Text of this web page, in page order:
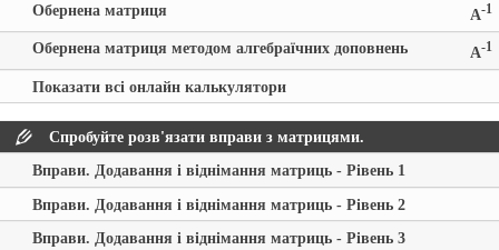
A-1
Обернена матриця
A-1
Обернена матриця методом алгебраїчних доповнень
Показати всі онлайн калькулятори
Спробуйте розв'язати вправи з матрицями.
Вправи. Додавання і віднімання матриць - Рівень 1
Вправи. Додавання і віднімання матриць - Рівень 2
Вправи. Додавання і віднімання матриць - Рівень 3